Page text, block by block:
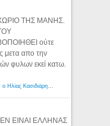
ΤΗΣ ΜΑΝΗΣ.
ούτε
μετα απο την
φυλων εκεί κατω.
ΕΙΝΑΙ ΕΛΛΗΝΑΣ